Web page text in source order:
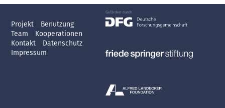
Projekt
Benutzung
Team
Kooperationen
Kontakt
Datenschutz
Impressum